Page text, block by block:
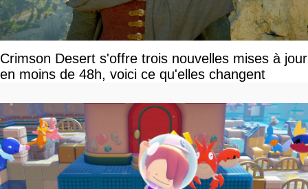
Crimson Desert s'offre trois nouvelles mises à jour
en moins de 48h, voici ce qu'elles changent